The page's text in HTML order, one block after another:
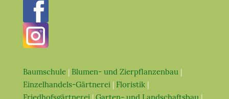
Baumschule| Blumen- und Zierpflanzenbau|
Einzelhandels-Gärtnerei| Floristik|